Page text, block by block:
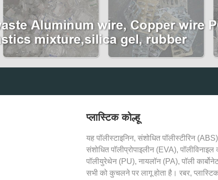
प्लास्टिक कोल्हू
यह पॉलीस्टाइनिन, संशोधित पॉलीस्टीरिन
संशोधित पॉलीप्रोपाइलीन (EVA), पॉलीविनाइल
पॉलीयुरेथेन (PU), नायलॉन (PA), पॉली
सभी को कुचलने पर लागू होता है। रबर,